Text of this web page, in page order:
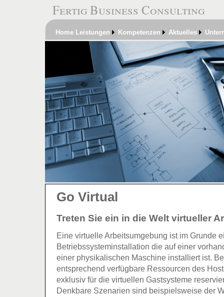
Fertig Business Consulting
Home Leistungen Kompetenzen Aktuelles
Go Virtual
Treten Sie ein in die Welt virtueller
Eine virtuelle Arbeitsumgebung ist im Grunde
Betriebssysteminstallation die auf einer
einer physikalischen Maschine installiert ist.
entsprechend verfügbare Ressourcen des
exklusiv für die virtuellen Gastsysteme
Denkbare Szenarien sind beispielsweise der